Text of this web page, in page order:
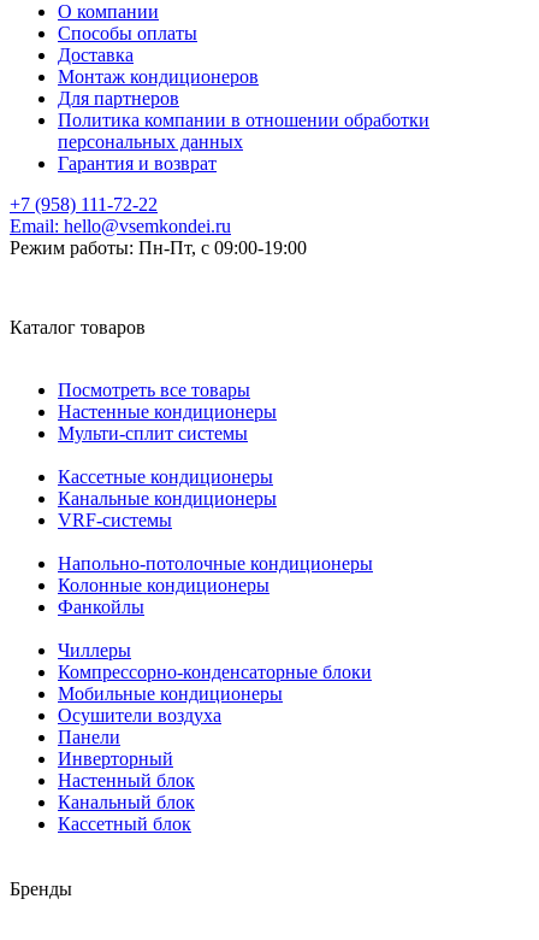
О компании
Способы оплаты
Доставка
Монтаж кондиционеров
Для партнеров
Политика компании в отношении обработки
персональных данных
Гарантия и возврат
+7 (958) 111-72-22
Email: hello@vsemkondei.ru
Режим работы: Пн-Пт, с 09:00-19:00
Каталог товаров
Посмотреть все товары
Настенные кондиционеры
Мульти-сплит системы
Кассетные кондиционеры
Канальные кондиционеры
VRF-системы
Напольно-потолочные кондиционеры
Колонные кондиционеры
Фанкойлы
Чиллеры
Компрессорно-конденсаторные блоки
Мобильные кондиционеры
Осушители воздуха
Панели
Инверторный
Настенный блок
Канальный блок
Кассетный блок
Бренды